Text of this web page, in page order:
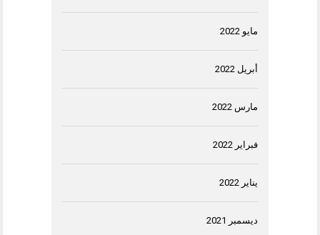
مايو 2022
أبريل 2022
مارس 2022
فبراير 2022
يناير 2022
ديسمبر 2021